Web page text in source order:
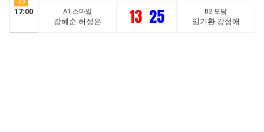
17:00 A1 스마일
강혜순 허정은 13 25 B2 도담
임기환 강성애